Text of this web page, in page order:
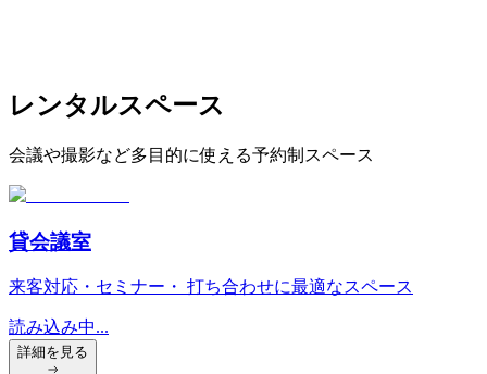
レンタルスペース
会議や撮影など多目的に使える予約制スペース
貸会議室
来客対応・セミナー・ 打ち合わせに最適なスペース
読み込み中...
詳細を見る